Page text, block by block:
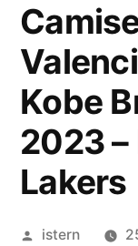
Kobe
2023
Lakers
Publicado
istern